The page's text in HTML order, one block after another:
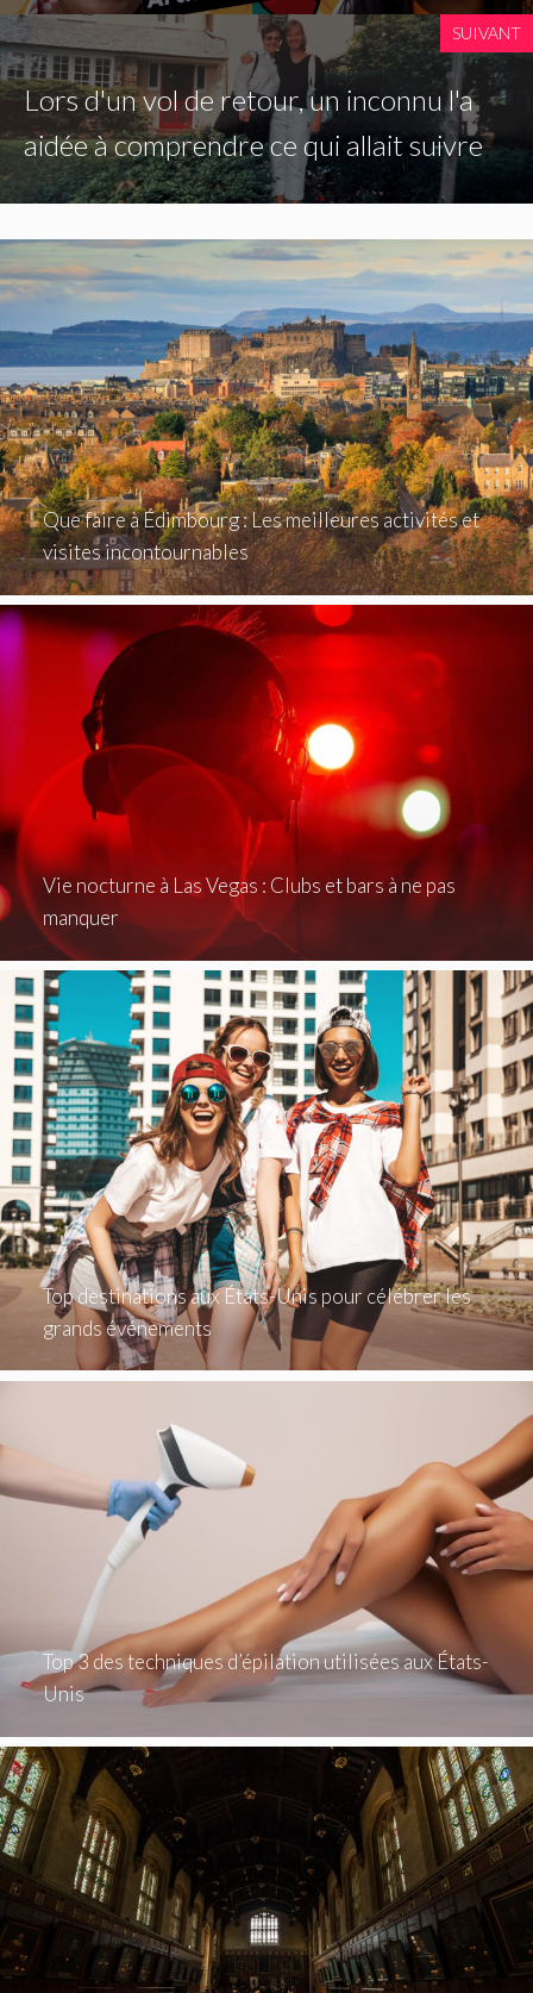
SUIVANT
Lors d'un vol de retour, un inconnu l'a
aidée à comprendre ce qui allait suivre
Que faire à Édimbourg : Les meilleures activités et
visites incontournables
Vie nocturne à Las Vegas : Clubs et bars à ne pas
manquer
Top destinations aux États-Unis pour célébrer les
grands événements
Top 3 des techniques d’épilation utilisées aux États-
Unis